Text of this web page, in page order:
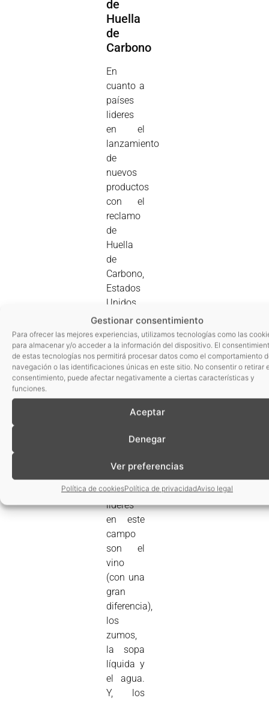
Gestionar consentimiento
Para ofrecer las mejores experiencias, utilizamos tecnologías como las
para almacenar y/o acceder a la información del dispositivo. El
de estas tecnologías nos permitirá procesar datos como el comportamiento
navegación o las identificaciones únicas en este sitio. No consentir o retirar
consentimiento, puede afectar negativamente a ciertas características y
funciones.
Aceptar
Denegar
Ver preferencias
Política de cookiesPolítica de privacidadAviso legal
de
Huella
de
Carbono
En
cuanto a
países
lideres
en el
lanzamiento
de
nuevos
productos
con el
reclamo
de
Huella
de
Carbono,
Estados
Unidos
sigue en
cabeza
seguido
por
Reino
Sudáfrica.
principales
productos
líderes
en este
campo
son el
vino
(con una
gran
diferencia),
los
zumos,
la sopa
líquida y
el agua.
Y, los